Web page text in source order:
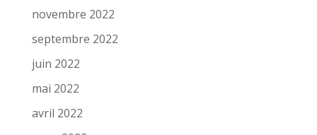
novembre 2022
septembre 2022
juin 2022
mai 2022
avril 2022